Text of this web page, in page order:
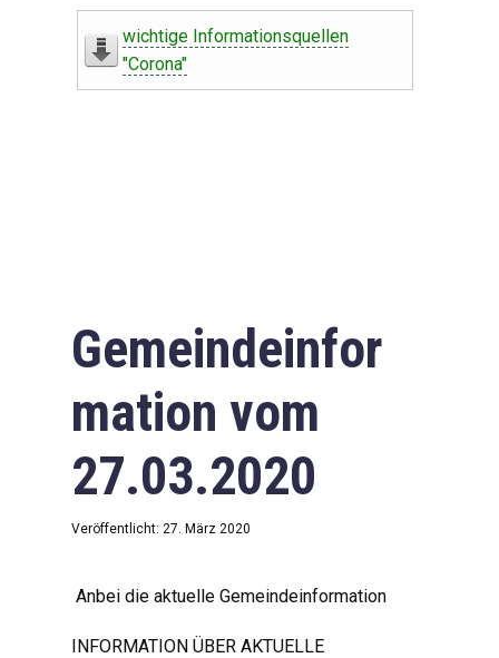
wichtige Informationsquellen
"Corona"
Gemeindeinfor
mation vom
27.03.2020
Veröffentlicht: 27. März 2020
Anbei die aktuelle Gemeindeinformation
INFORMATION ÜBER AKTUELLE